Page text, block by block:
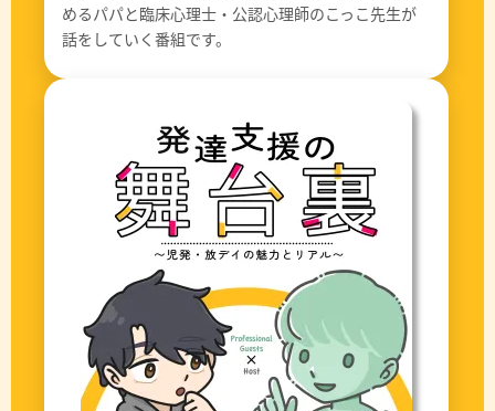
めるパパと臨床心理士・公認心理師のこっこ先生が
話をしていく番組です。